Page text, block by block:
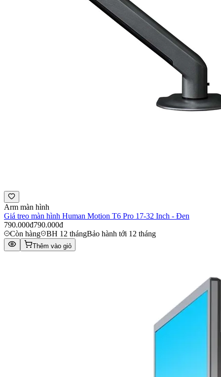
Arm màn hình
Giá treo màn hình Human Motion T6 Pro 17-32 Inch - Đen
790.000đ790.000đ
Còn hàng
BH 12 thángBảo hành tới 12 tháng
Thêm vào giỏ